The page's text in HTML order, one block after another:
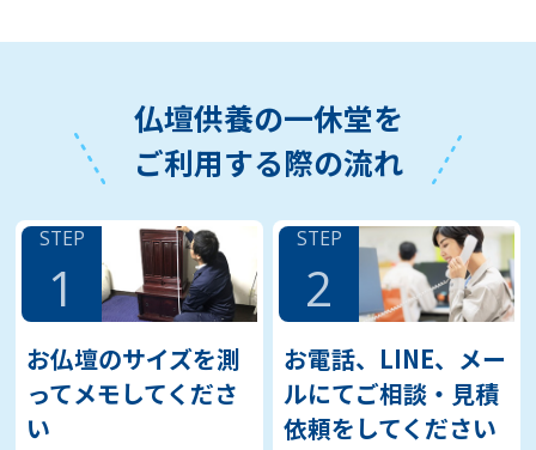
仏壇供養の一休堂を
ご利用する際の流れ
STEP
1
お仏壇のサイズを測
ってメモしてくださ
い
STEP
2
お電話、LINE、メー
ルにてご相談・見積
依頼をしてください